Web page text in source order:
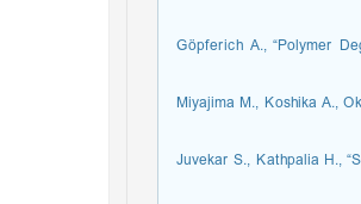
21. Göpferich A.,
22. Miyajima M., Koshika
23. Juvekar S., Kathpalia